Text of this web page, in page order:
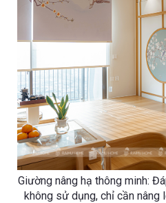
Giường nâng hạ thông minh:
không sử dụng, chỉ cần nâng